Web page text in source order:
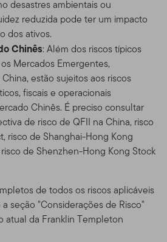
desastres ambientais ou
reduzida pode ter um impacto
dos ativos.
Chinês: Além dos riscos típicos
Mercados Emergentes,
estão sujeitos aos riscos
fiscais e operacionais
Chinês. É preciso consultar
de risco de QFII na China, risco
risco de Shanghai-Hong Kong
de Shenzhen-Hong Kong Stock
de todos os riscos aplicáveis
seção "Considerações de Risco"
atual da Franklin Templeton